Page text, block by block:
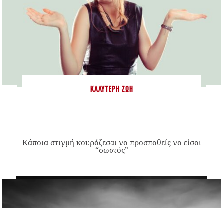
ΚΑΛΎΤΕΡΗ ΖΩΉ
Κάποια στιγμή κουράζεσαι να προσπαθείς να είσαι
“σωστός”